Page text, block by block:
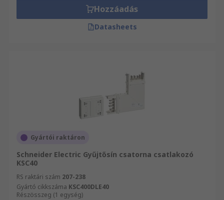
Hozzáadás
Datasheets
Gyártói raktáron
Schneider Electric Gyűjtősín csatorna csatlakozó
KSC40
RS raktári szám 207-238
Gyártó cikkszáma KSC400DLE40
Részösszeg (1 egység)